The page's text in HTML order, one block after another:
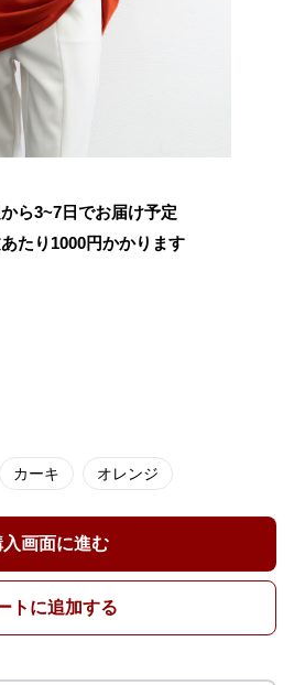
ら3~7日でお届け予定
たり 1000円かかります
カーキ オレンジ
入画面に進む
トに追加する